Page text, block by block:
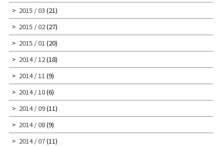
2015 / 03 (21)
2015 / 02(27)
2015 / 01 (20)
2014 / 12(18)
2014 / 11 (9)
2014 / 10(6)
2014 / 09(11)
2014 / 08(9)
2014 / 07(11)